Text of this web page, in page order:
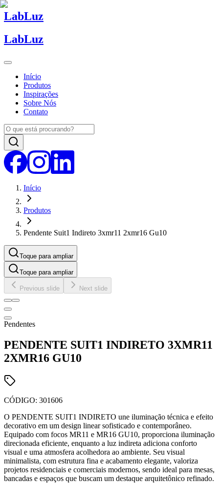
LabLuz
LabLuz
Início
Produtos
Inspirações
Sobre Nós
Contato
Início
Produtos
Pendente Suit1 Indireto 3xmr11 2xmr16 Gu10
Toque para ampliar
Toque para ampliar
Previous slide Next slide
Pendentes
PENDENTE SUIT1 INDIRETO 3XMR11
2XMR16 GU10
CÓDIGO: 301606
O PENDENTE SUIT1 INDIRETO une iluminação técnica e efeito
decorativo em um design linear sofisticado e contemporâneo.
Equipado com focos MR11 e MR16 GU10, proporciona iluminação
direcionada eficiente, enquanto a luz indireta adiciona conforto
visual e uma atmosfera acolhedora ao ambiente. Seu visual
minimalista, com estrutura fina e acabamento elegante, valoriza
projetos residenciais e comerciais modernos, sendo ideal para mesas,
bancadas e espaços que buscam um destaque arquitetônico refinado.